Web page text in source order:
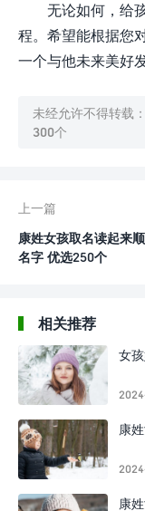
无论如何，给
程。希望能根据您
一个与他未来美好
未经允许不得转载：
300个
上一篇
康姓女孩取名读起来
名字 优选250个
相关推荐
女
康
康